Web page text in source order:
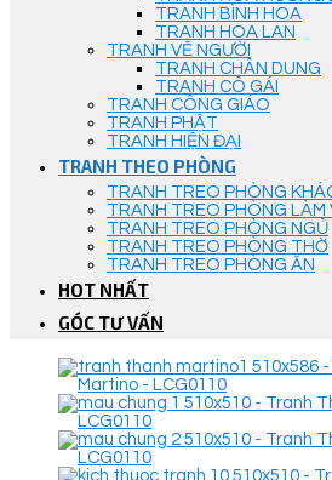
TRANH BÌNH HOA
TRANH HOA LAN
TRANH VẼ NGƯỜI
TRANH CHÂN DUNG
TRANH CÔ GÁI
TRANH CÔNG GIÁO
TRANH PHẬT
TRANH HIỆN ĐẠI
TRANH THEO PHÒNG
TRANH TREO PHÒNG
TRANH TREO PHÒNG LÀM
TRANH TREO PHÒNG NGỦ
TRANH TREO PHÒNG THỜ
TRANH TREO PHÒNG ĂN
HOT NHẤT
GÓC TƯ VẤN